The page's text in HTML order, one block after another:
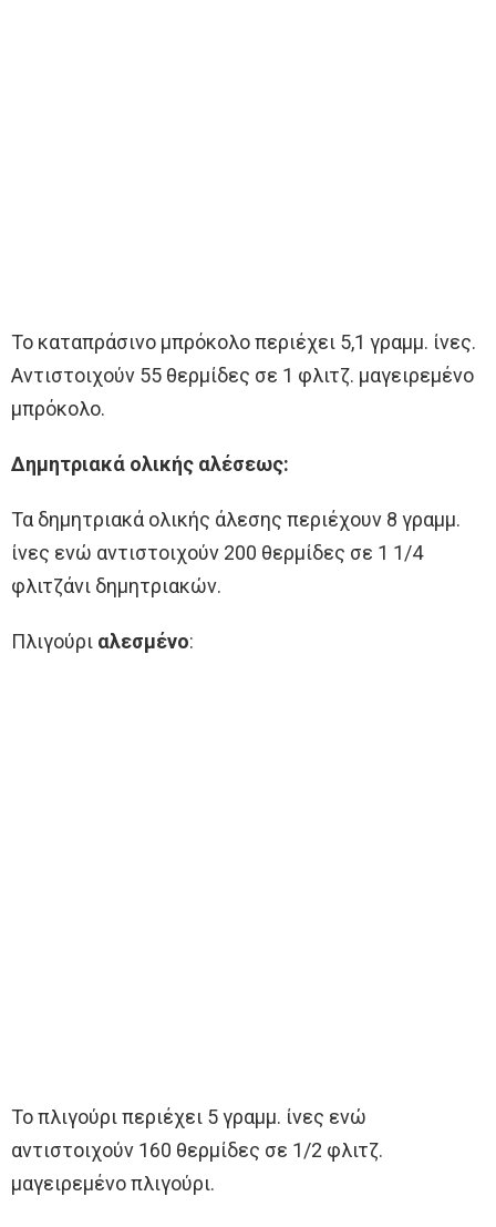
Το καταπράσινο μπρόκολο περιέχει 5,1 γραμμ. ίνες.
Αντιστοιχούν 55 θερμίδες σε 1 φλιτζ. μαγειρεμένο
μπρόκολο.
Δημητριακά ολικής αλέσεως:
Τα δημητριακά ολικής άλεσης περιέχουν 8 γραμμ.
ίνες ενώ αντιστοιχούν 200 θερμίδες σε 1 1/4
φλιτζάνι δημητριακών.
Πλιγούρι αλεσμένο:
Το πλιγούρι περιέχει 5 γραμμ. ίνες ενώ
αντιστοιχούν 160 θερμίδες σε 1/2 φλιτζ.
μαγειρεμένο πλιγούρι.